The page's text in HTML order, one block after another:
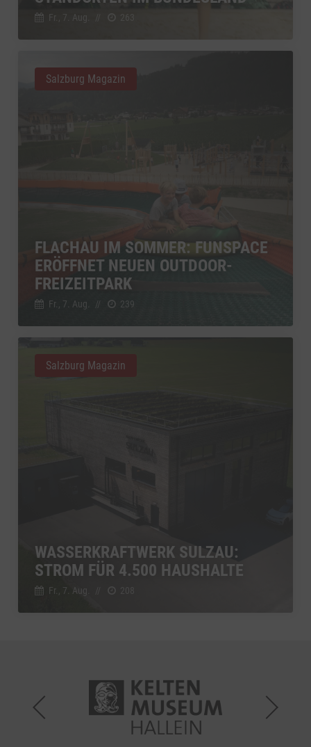
Fr., 7. Aug. 263
FLACHAU IM SOMMER: FUNSPACE
ERÖFFNET NEUEN OUTDOOR-
FREIZEITPARK
Fr., 7. Aug. // 239
Salzburg Magazin
WASSERKRAFTWERK SULZAU:
STROM FÜR 4.500 HAUSHALTE
Fr., 7. Aug.
Salzburg Magazin